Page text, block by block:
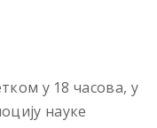
у 18 часова, у
науке